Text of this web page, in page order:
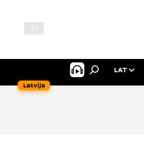
Latvija
LAT